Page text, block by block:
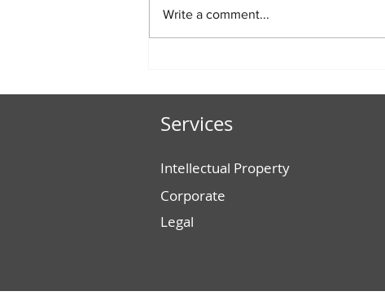
PRODUCT OR SERVICE
Write a comment...
Services
Intellectual Property
Corporate
Legal